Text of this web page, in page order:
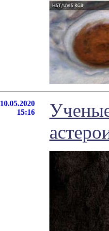
10.05.2020
15:16